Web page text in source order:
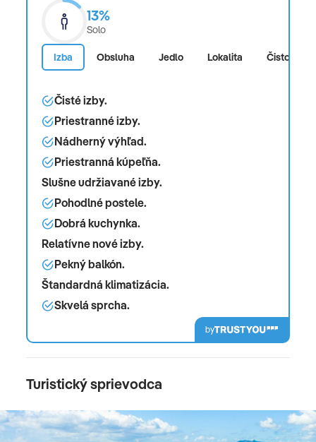
13%
Solo
Izba Obsluha Jedlo Lokalita Čistota
Čisté izby.
Priestranné izby.
Nádherný výhľad.
Priestranná kúpeľňa.
Slušne udržiavané izby.
Pohodlné postele.
Dobrá kuchynka.
Relatívne nové izby.
Pekný balkón.
Štandardná klimatizácia.
Skvelá sprcha.
by
Turistický sprievodca